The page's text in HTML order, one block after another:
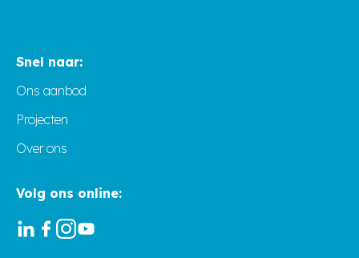
Snel naar:
Ons aanbod
Projecten
Over ons
Volg ons online: